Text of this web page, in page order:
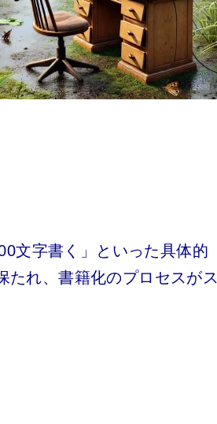
文字書く」といった具体的
たれ、書籍化のプロセスがス